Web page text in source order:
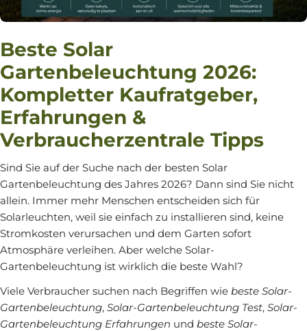
Beste Solar
Gartenbeleuchtung 2026:
Kompletter Kaufratgeber,
Erfahrungen &
Verbraucherzentrale Tipps
Sind Sie auf der Suche nach der besten Solar
Gartenbeleuchtung des Jahres 2026? Dann sind Sie nicht
allein. Immer mehr Menschen entscheiden sich für
Solarleuchten, weil sie einfach zu installieren sind, keine
Stromkosten verursachen und dem Garten sofort
Atmosphäre verleihen. Aber welche Solar-
Gartenbeleuchtung ist wirklich die beste Wahl?
Viele Verbraucher suchen nach Begriffen wie beste Solar-
Gartenbeleuchtung, Solar-Gartenbeleuchtung Test, Solar-
Gartenbeleuchtung Erfahrungen und beste Solar-